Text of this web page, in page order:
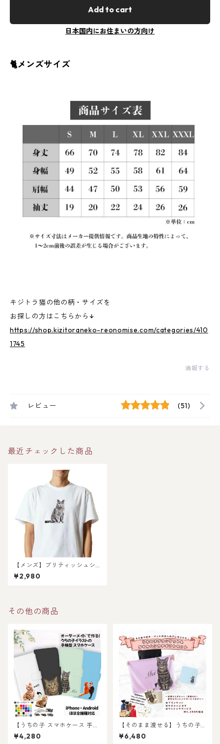
Add to cart
日本国内にお住まいの方向け
🐈メンズサイズ
キジトラ猫の他の柄・サイズを
お探しの方はこちらから↓
https://shop.kizitoraneko-reonomise.com/categories/410
1745
通報する
レビュー (51)
最近チェックした商品
【メンズ】ブリティッシュシ
ョートヘア猫の半袖Tシャツ〜
シンプルデザイン〜/レディー
¥2,980
その他の商品
【うちの子 スマホケース 手帳
型】愛猫・愛犬のお写真から
オリジナルイラストイラスト
¥4,280
【そのまま渡せる】うちの子
ブランケット&タオルハンカチ
ギフトセット｜写真からリア
¥6,480